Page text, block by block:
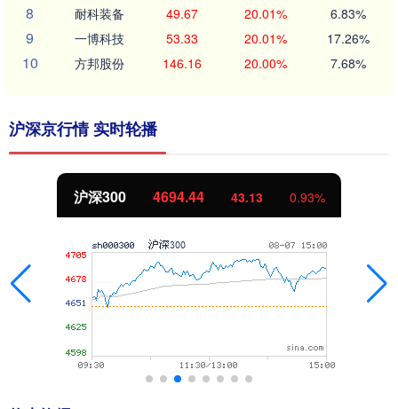
8 耐科装备 49.67 20.01% 6.83%
9 一博科技 53.33 20.01% 17.26%
10 方邦股份 146.16 20.00% 7.68%
沪深京行情 实时轮播
北证50 1134.24 11.37 1.01%